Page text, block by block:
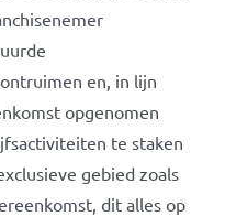
en, in lijn
opgenomen
te staken
gebied zoals
dit alles op